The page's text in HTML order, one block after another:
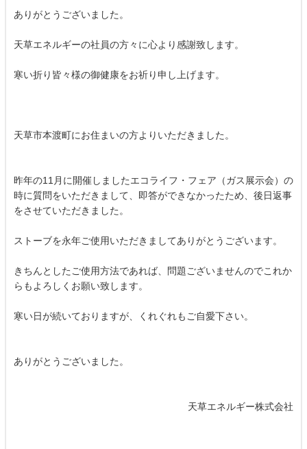
ありがとうございました。
天草エネルギーの社員の方々に心より感謝致します。
寒い折り皆々様の御健康をお祈り申し上げます。
天草市本渡町にお住まいの方よりいただきました。
昨年の11月に開催しましたエコライフ・フェア（ガス展示会）の
時に質問をいただきまして、即答ができなかったため、後日返事
をさせていただきました。
ストーブを永年ご使用いただきましてありがとうございます。
きちんとしたご使用方法であれば、問題ございませんのでこれか
らもよろしくお願い致します。
寒い日が続いておりますが、くれぐれもご自愛下さい。
ありがとうございました。
天草エネルギー株式会社